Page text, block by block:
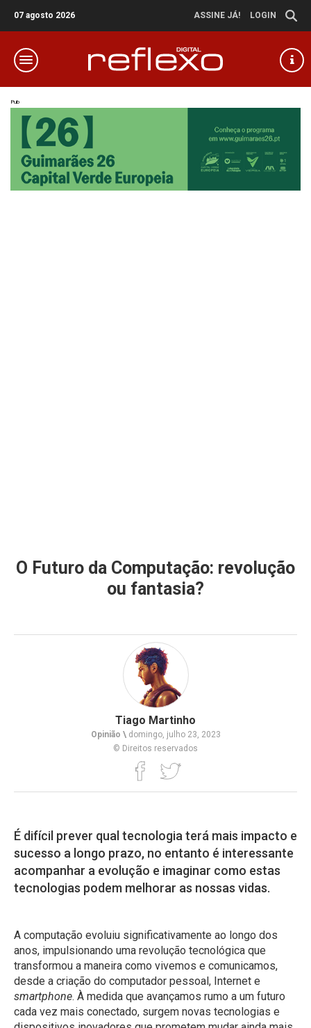
07 agosto 2026 ASSINE JÁ! LOGIN
Pub
O Futuro da Computação: revolução
ou fantasia?
Tiago Martinho
Opinião \domingo, julho 23, 2023
© Direitos reservados
É difícil prever qual tecnologia terá mais impacto e
sucesso a longo prazo, no entanto é interessante
acompanhar a evolução e imaginar como estas
tecnologias podem melhorar as nossas vidas.
A computação evoluiu significativamente ao longo dos
anos, impulsionando uma revolução tecnológica que
transformou a maneira como vivemos e comunicamos,
desde a criação do computador pessoal, Internet e
smartphone. À medida que avançamos rumo a um futuro
cada vez mais conectado, surgem novas tecnologias e